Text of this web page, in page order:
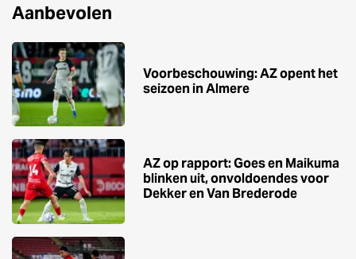
Aanbevolen
Voorbeschouwing: AZ opent het
seizoen in Almere
AZ op rapport: Goes en Maikuma
blinken uit, onvoldoendes voor
Dekker en Van Brederode